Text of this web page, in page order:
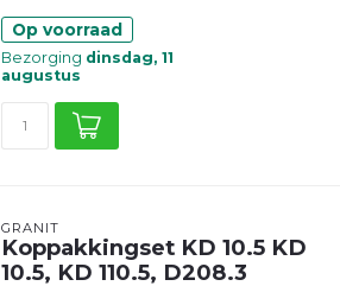
Op voorraad
Bezorging dinsdag, 11
augustus
GRANIT
Koppakkingset KD 10.5 KD
10.5, KD 110.5, D208.3